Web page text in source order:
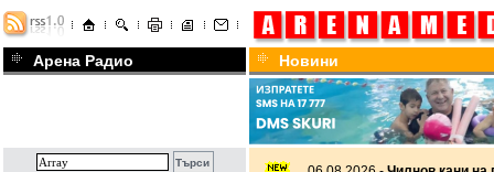
Арена Радио Новини